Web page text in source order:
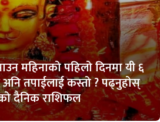
महिनाको पहिलो दिनमा यी ६
तपाईलाई कस्तो ? पढ्नुहोस्
दैनिक राशिफल